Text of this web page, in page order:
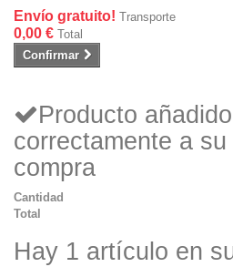
Envío gratuito! Transporte
0,00 € Total
Confirmar
Producto añadido
correctamente a
compra
Cantidad
Total
Hay 1 artículo en